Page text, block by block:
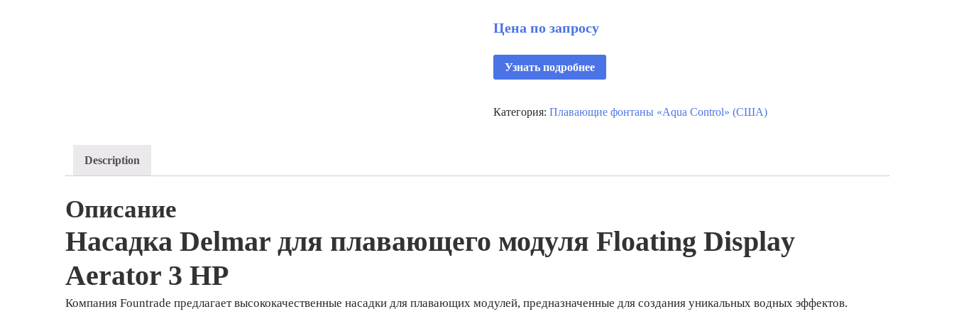
Цена по запросу
Узнать подробнее
Категория:Плавающие фонтаны «Aqua Control» (США)
Description
Описание
Насадка Delmar для плавающего модуля Floating Display
Aerator 3 HP
Компания Fountrade предлагает высококачественные насадки для плавающих модулей, предназначенные для создания уникальных водных эффектов.